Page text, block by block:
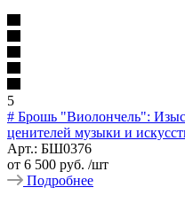
5
# Брошь "Виолончель":
ценителей музыки и
Арт.: БШ0376
от 6 500 руб. /шт
Подробнее